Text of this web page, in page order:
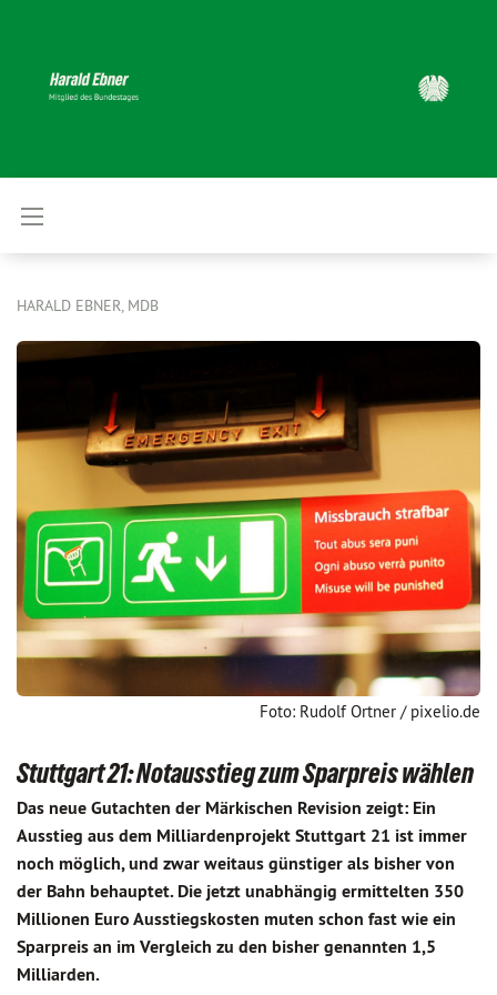
HARALD EBNER, MDB
Foto: Rudolf Ortner / pixelio.de
Stuttgart 21: Notausstieg zum Sparpreis wählen
Das neue Gutachten der Märkischen Revision zeigt: Ein
Ausstieg aus dem Milliardenprojekt Stuttgart 21 ist immer
noch möglich, und zwar weitaus günstiger als bisher von
der Bahn behauptet. Die jetzt unabhängig ermittelten 350
Millionen Euro Ausstiegskosten muten schon fast wie ein
Sparpreis an im Vergleich zu den bisher genannten 1,5
Milliarden.